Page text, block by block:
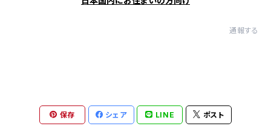
通報する
保存 シェア LINE ポスト